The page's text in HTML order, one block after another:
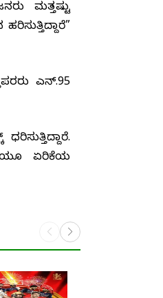
ಮತ್ತಷ್ಟು
ಎನ್.95
ಏರಿಕೆಯ